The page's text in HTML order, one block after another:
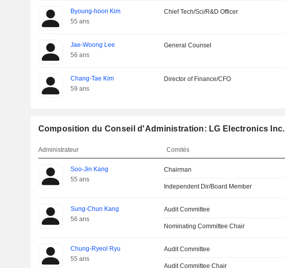
Byoung-hoon Kim
55 ans
Chief Tech/Sci/R&D Officer
Jae-Woong Lee
56 ans
General Counsel
Chang-Tae Kim
59 ans
Director of Finance/CFO
Composition du Conseil d'Administration: LG Electronics Inc.
Administrateur Comités
Soo-Jin Kang
55 ans
Chairman
Independent Dir/Board Member
Sung-Chun Kang
56 ans
Audit Committee
Nominating Committee Chair
Chung-Ryeol Ryu
55 ans
Audit Committee
Audit Committee Chair